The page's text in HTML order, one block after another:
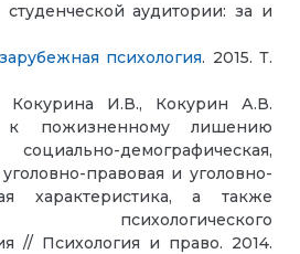
аудитории: за и
психология. 2015. Т.
Кокурина И.В., Кокурин А.В.
к пожизненному лишению
демографическая,
правовая и уголовно-
характеристика, а также
психологического
// Психология и право. 2014.